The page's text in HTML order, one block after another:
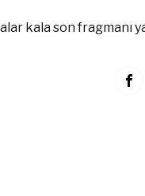
kala son fragmanı